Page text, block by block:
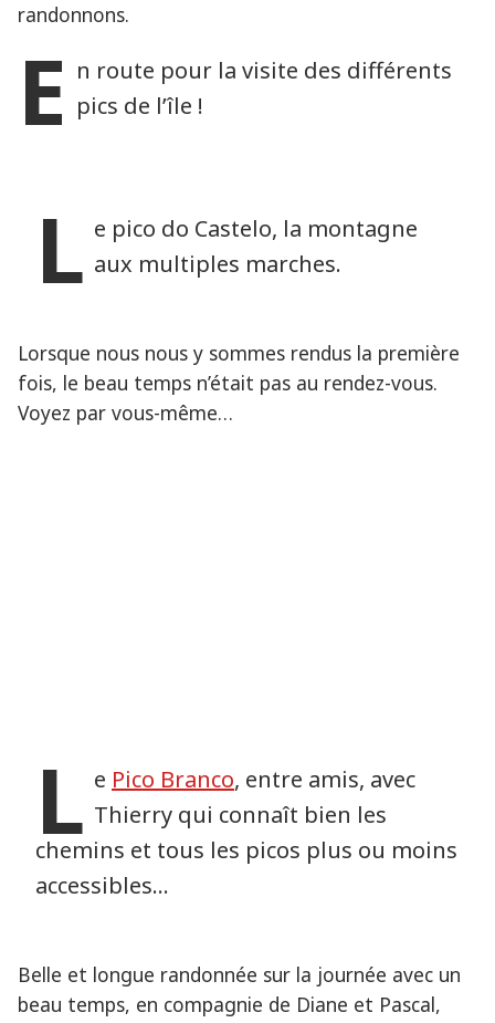
randonnons.
E n route pour la visite des différents
pics de l’île !
L e pico do Castelo, la montagne
aux multiples marches.
Lorsque nous nous y sommes rendus la première
fois, le beau temps n’était pas au rendez-vous.
Voyez par vous-même…
L e Pico Branco, entre amis, avec
Thierry qui connaît bien les
chemins et tous les picos plus ou moins
accessibles…
Belle et longue randonnée sur la journée avec un
beau temps, en compagnie de Diane et Pascal,